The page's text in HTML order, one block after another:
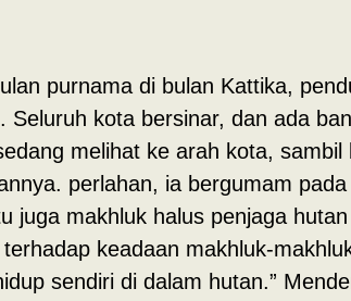
purnama di bulan Kattika,
Seluruh kota bersinar, dan ada
melihat ke arah kota,
perlahan, ia bergumam
juga makhluk halus penjaga
keadaan makhluk-
sendiri di dalam hutan.”